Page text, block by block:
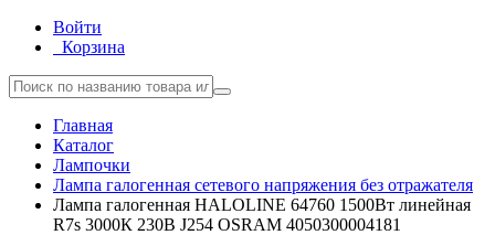
Войти
Корзина
Главная
Каталог
Лампочки
Лампа галогенная сетевого напряжения без отражателя
Лампа галогенная HALOLINE 64760 1500Вт линейная
R7s 3000К 230В J254 OSRAM 4050300004181